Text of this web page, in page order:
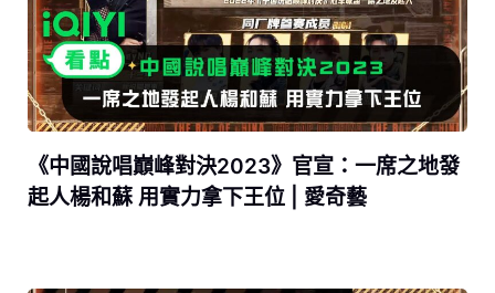
《中國說唱巔峰對決2023》官宣：一席之地發
起人楊和蘇 用實力拿下王位 | 愛奇藝